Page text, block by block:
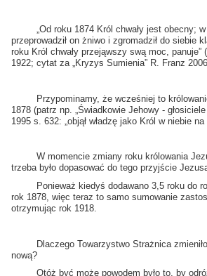
„Od roku 1874 Król chwały jest obecny; w
przeprowadził on żniwo i zgromadził do siebie
roku Król chwały przejąwszy swą moc, panuje”
1922; cytat za „Kryzys Sumienia” R. Franz
Przypominamy, że wcześniej to
1878 (patrz np. „Świadkowie Jehowy -
1995 s. 632: „objął władzę jako Król w niebie na
W momencie zmiany roku królowania
trzeba było dopasować do tego przyjście
Ponieważ kiedyś dodawano 3,5 roku do
rok 1878, więc teraz to samo sumowanie
otrzymując rok 1918.
Dlaczego Towarzystwo Strażnica zmieniło
nową?
Otóż być może powodem było to, by